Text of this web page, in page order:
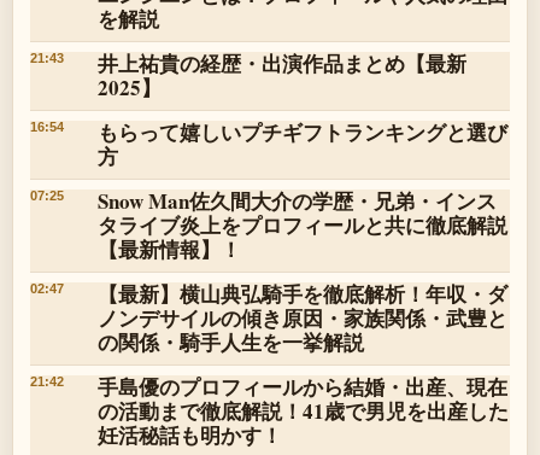
を解説
21:43
井上祐貴の経歴・出演作品まとめ【最新
2025】
16:54
もらって嬉しいプチギフトランキングと選び
方
07:25
Snow Man佐久間大介の学歴・兄弟・インス
タライブ炎上をプロフィールと共に徹底解説
【最新情報】！
02:47
【最新】横山典弘騎手を徹底解析！年収・ダ
ノンデサイルの傾き原因・家族関係・武豊と
の関係・騎手人生を一挙解説
21:42
手島優のプロフィールから結婚・出産、現在
の活動まで徹底解説！41歳で男児を出産した
妊活秘話も明かす！